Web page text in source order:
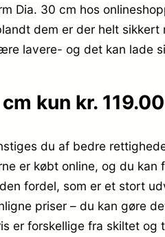
Dia. 30 cm hos
dem er der helt
lavere- og det kan lade
kun kr. 119.00
du af bedre
er købt online, og du
fordel, som er et stort
priser – du kan gøre
er forskellige fra skiltet